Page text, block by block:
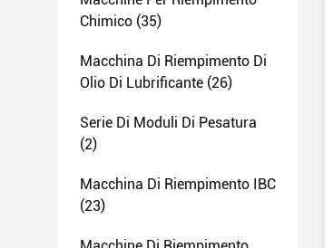
Chimico (35)
Macchina Di Riempimento Di
Olio Di Lubrificante (26)
Serie Di Moduli Di Pesatura
(2)
Macchina Di Riempimento IBC
(23)